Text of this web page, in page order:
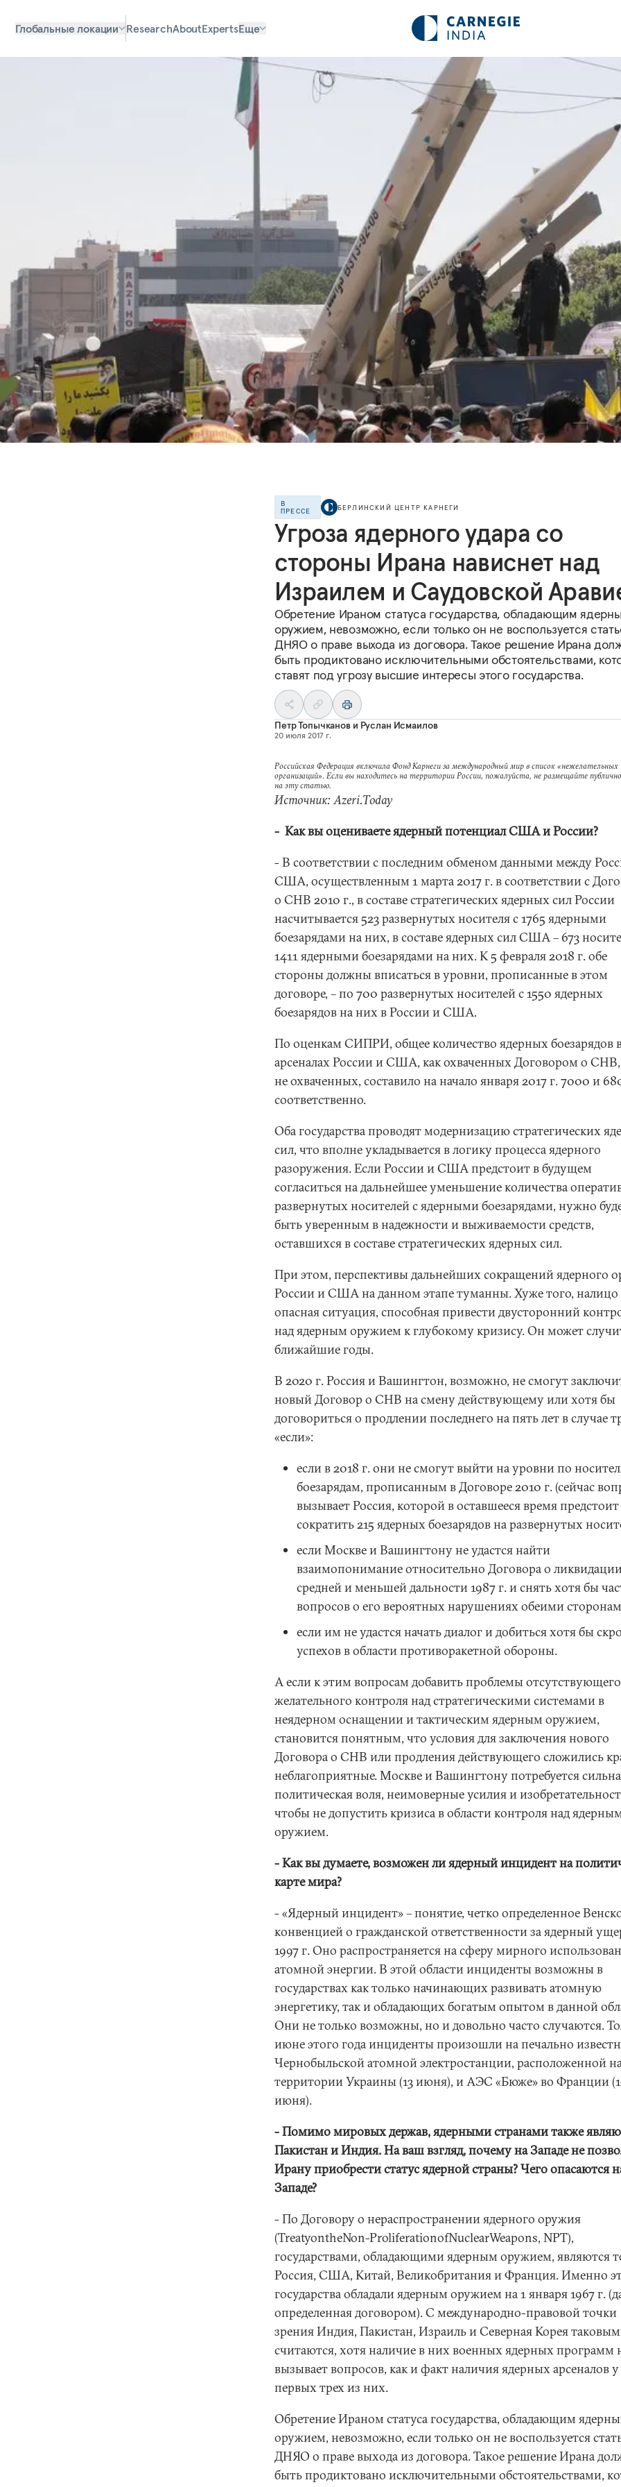
Глобальные локации ResearchAboutExpertsЕще
В
ПРЕССЕ
БЕРЛИНСКИЙ ЦЕНТР КАРНЕГИ
Угроза ядерного удара со
стороны Ирана нависнет над
Израилем и Саудовской
Обретение Ираном статуса государства, обладающим
оружием, невозможно, если только он не воспользуется
ДНЯО о праве выхода из договора. Такое решение Ирана
быть продиктовано исключительными обстоятельствами,
ставят под угрозу высшие интересы этого государства.
Петр Топычканови Руслан Исмаилов
20 июля 2017 г.
Российская Федерация включила Фонд Карнеги за международный мир в список «нежелательных
организаций». Если вы находитесь на территории России, пожалуйста, не размещайте
на эту статью.
Источник: Azeri.Today
- Как вы оцениваете ядерный потенциал США и России?
- В соответствии с последним обменом данными между
США, осуществленным 1 марта 2017 г. в соответствии с
о СНВ 2010 г., в составе стратегических ядерных сил России
насчитывается 523 развернутых носителя с 1765 ядерными
боезарядами на них, в составе ядерных сил США – 673
1411 ядерными боезарядами на них. К 5 февраля 2018 г. обе
стороны должны вписаться в уровни, прописанные в этом
договоре, – по 700 развернутых носителей с 1550 ядерных
боезарядов на них в России и США.
По оценкам СИПРИ, общее количество ядерных боезарядов
арсеналах России и США, как охваченных Договором о СНВ,
не охваченных, составило на начало января 2017 г. 7000 и
соответственно.
Оба государства проводят модернизацию стратегических
сил, что вполне укладывается в логику процесса ядерного
разоружения. Если России и США предстоит в будущем
согласиться на дальнейшее уменьшение количества
развернутых носителей с ядерными боезарядами, нужно
быть уверенным в надежности и выживаемости средств,
оставшихся в составе стратегических ядерных сил.
При этом, перспективы дальнейших сокращений ядерного
России и США на данном этапе туманны. Хуже того, налицо
опасная ситуация, способная привести двусторонний
над ядерным оружием к глубокому кризису. Он может
ближайшие годы.
В 2020 г. Россия и Вашингтон, возможно, не смогут
новый Договор о СНВ на смену действующему или хотя бы
договориться о продлении последнего на пять лет в случае
«если»:
если в 2018 г. они не смогут выйти на уровни по
боезарядам, прописанным в Договоре 2010 г. (сейчас
вызывает Россия, которой в оставшееся время предстоит
сократить 215 ядерных боезарядов на развернутых
если Москве и Вашингтону не удастся найти
взаимопонимание относительно Договора о
средней и меньшей дальности 1987 г. и снять хотя бы
вопросов о его вероятных нарушениях обеими
если им не удастся начать диалог и добиться хотя бы
успехов в области противоракетной обороны.
А если к этим вопросам добавить проблемы
желательного контроля над стратегическими системами в
неядерном оснащении и тактическим ядерным оружием,
становится понятным, что условия для заключения нового
Договора о СНВ или продления действующего сложились
неблагоприятные. Москве и Вашингтону потребуется
политическая воля, неимоверные усилия и
чтобы не допустить кризиса в области контроля над
оружием.
- Как вы думаете, возможен ли ядерный инцидент на
карте мира?
- «Ядерный инцидент» – понятие, четко определенное
конвенцией о гражданской ответственности за ядерный
1997 г. Оно распространяется на сферу мирного
атомной энергии. В этой области инциденты возможны в
государствах как только начинающих развивать атомную
энергетику, так и обладающих богатым опытом в данной
Они не только возможны, но и довольно часто случаются.
июне этого года инциденты произошли на печально
Чернобыльской атомной электростанции, расположенной
территории Украины (13 июня), и АЭС «Бюже» во Франции
июня).
- Помимо мировых держав, ядерными странами также
Пакистан и Индия. На ваш взгляд, почему на Западе не
Ирану приобрести статус ядерной страны? Чего опасаются
Западе?
- По Договору о нераспространении ядерного оружия
(TreatyontheNon-ProliferationofNuclearWeapons, NPT),
государствами, обладающими ядерным оружием, являются
Россия, США, Китай, Великобритания и Франция. Именно
государства обладали ядерным оружием на 1 января 1967 г.
определенная договором). С международно-правовой точки
зрения Индия, Пакистан, Израиль и Северная Корея
считаются, хотя наличие в них военных ядерных программ
вызывает вопросов, как и факт наличия ядерных арсеналов у
первых трех из них.
Обретение Ираном статуса государства, обладающим
оружием, невозможно, если только он не воспользуется
ДНЯО о праве выхода из договора. Такое решение Ирана
быть продиктовано исключительными обстоятельствами,